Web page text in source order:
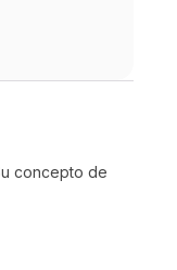
concepto de